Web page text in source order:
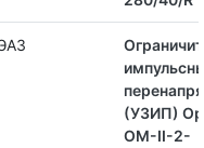
(УЗИП)
OM-II-2-